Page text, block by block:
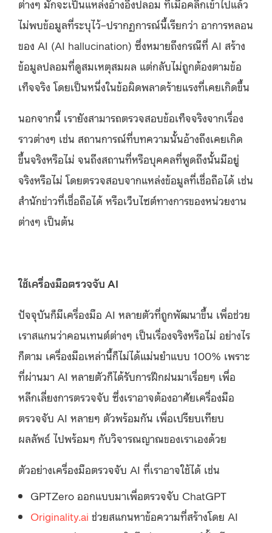
ต่างๆ มักจะเป็นแหล่งอ้างอิงปลอม ที่เมื่อคลิกเข้าไปแล้ว
ไม่พบข้อมูลที่ระบุไว้–ปรากฏการณ์นี้เรียกว่า อาการหลอน
ของ AI (AI hallucination) ซึ่งหมายถึงกรณีที่ AI สร้าง
ข้อมูลปลอมที่ดูสมเหตุสมผล แต่กลับไม่ถูกต้องตามข้อ
เท็จจริง โดยเป็นหนึ่งในข้อผิดพลาดร้ายแรงที่เคยเกิดขึ้น
นอกจากนี้ เรายังสามารถตรวจสอบข้อเท็จจริงจากเรื่อง
ราวต่างๆ เช่น สถานการณ์ที่บทความนั้นอ้างถึงเคยเกิด
ขึ้นจริงหรือไม่ จนถึงสถานที่หรือบุคคลที่พูดถึงนั้นมีอยู่
จริงหรือไม่ โดยตรวจสอบจากแหล่งข้อมูลที่เชื่อถือได้ เช่น
สำนักข่าวที่เชื่อถือได้ หรือเว็บไซต์ทางการของหน่วยงาน
ต่างๆ เป็นต้น
ใช้เครื่องมือตรวจจับ AI
ปัจจุบันก็มีเครื่องมือ AI หลายตัวที่ถูกพัฒนาขึ้น เพื่อช่วย
เราสแกนว่าคอนเทนต์ต่างๆ เป็นเรื่องจริงหรือไม่ อย่างไร
ก็ตาม เครื่องมือเหล่านี้ก็ไม่ได้แม่นยำแบบ 100% เพราะ
ที่ผ่านมา AI หลายตัวก็ได้รับการฝึกฝนมาเรื่อยๆ เพื่อ
หลีกเลี่ยงการตรวจจับ ซึ่งเราอาจต้องอาศัยเครื่องมือ
ตรวจจับ AI หลายๆ ตัวพร้อมกัน เพื่อเปรียบเทียบ
ผลลัพธ์ ไปพร้อมๆ กับวิจารณญาณของเราเองด้วย
ตัวอย่างเครื่องมือตรวจจับ AI ที่เราอาจใช้ได้ เช่น
GPTZero ออกแบบมาเพื่อตรวจจับ ChatGPT
Originality.ai ช่วยสแกนหาข้อความที่สร้างโดย AI